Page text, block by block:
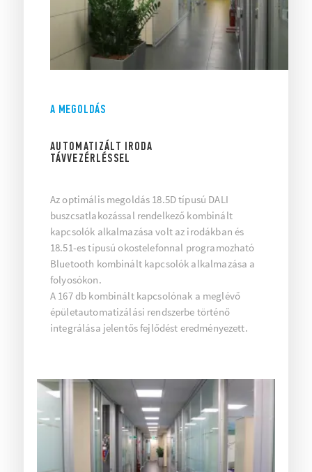
A MEGOLDÁS
AUTOMATIZÁLT IRODA
TÁVVEZÉRLÉSSEL
Az optimális megoldás 18.5D típusú DALI
buszcsatlakozással rendelkező kombinált
kapcsolók alkalmazása volt az irodákban és
18.51-es típusú okostelefonnal programozható
Bluetooth kombinált kapcsolók alkalmazása a
folyosókon.
A 167 db kombinált kapcsolónak a meglévő
épületautomatizálási rendszerbe történő
integrálása jelentős fejlődést eredményezett.